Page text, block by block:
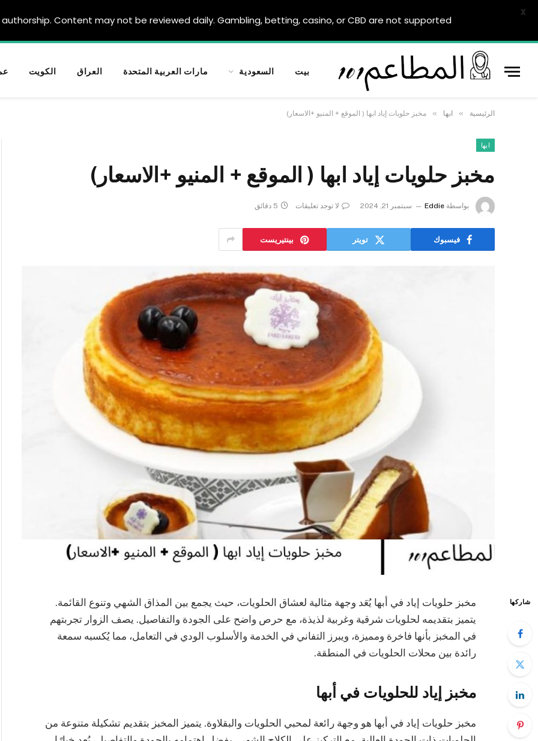
بيت السعودية مارات العربية المتحدة العراق الكويت
الرئيسية » ابها » مخبز حلويات إياد ابها ( الموقع + المنيو +الاسعار)
ابها
مخبز حلويات إياد ابها ( الموقع + المنيو +الاسعار)
بواسطة Eddie سبتمبر 21, 2024 لا توجد تعليقات 5 دقائق
فيسبوك تويتر بينتيريست
شاركها
مخبز حلويات إياد في أبها يُعَد وجهة مثالية لعشاق الحلويات، حيث يجمع بين المذاق الشهي وتنوع القائمة.
يتميز بتقديمه لحلويات شرقية وغربية لذيذة، مع حرص واضح على الجودة والتفاصيل. يصف الزوار تجربتهم
في المخبز بأنها فاخرة ومميزة، ويبرز التفاني في الخدمة والأسلوب الودي في التعامل، مما يُكسبه سمعة
رائدة بين محلات الحلويات في المنطقة.
مخبز إياد للحلويات في أبها
مخبز حلويات إياد في أبها هو وجهة رائعة لمحبي الحلويات والبقلاوة. يتميز المخبز بتقديم تشكيلة متنوعة من
Content may not be reviewed daily. Gambling, betting, casino, or CBD are not supported.
X